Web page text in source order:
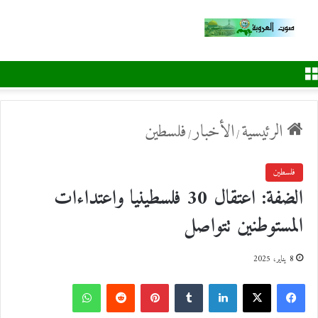
الرئيسية/الأخبار/فلسطين
فلسطين
الضفة: اعتقال 30 فلسطينيا واعتداءات
المستوطنين تتواصل
8 يناير، 2025